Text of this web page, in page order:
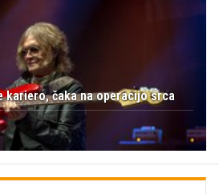
kariero, čaka na operacijo srca